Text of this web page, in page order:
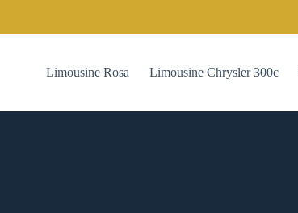
Limousine Rosa Limousine Chrysler 300c